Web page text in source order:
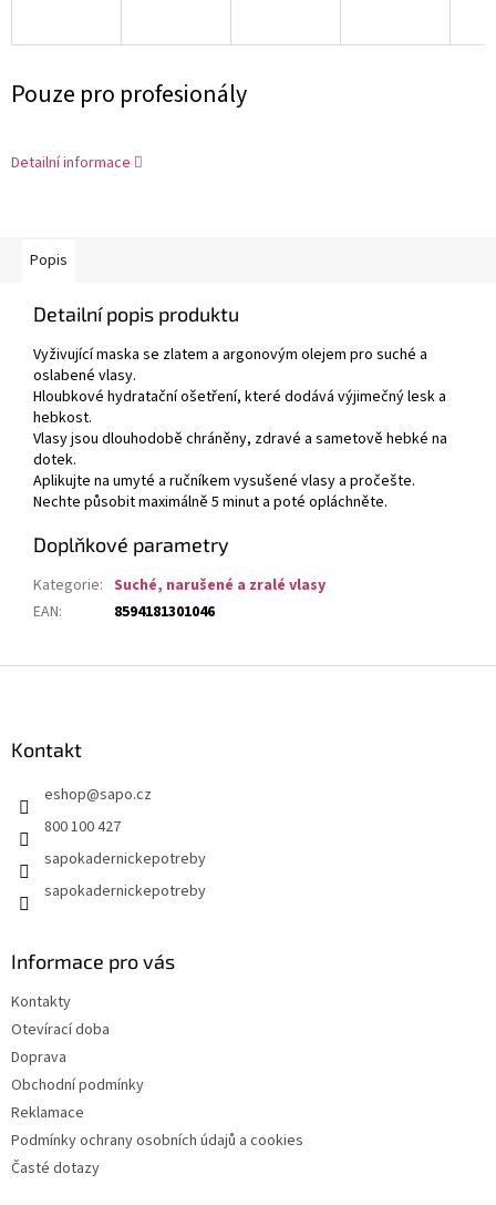
cena:
Pouze pro profesionály
Detailní informace
Popis
Detailní popis produktu
Vyživující maska ​​se zlatem a argonovým olejem pro suché a
oslabené vlasy.
Hloubkové hydratační ošetření, které dodává výjimečný lesk a
hebkost.
Vlasy jsou dlouhodobě chráněny, zdravé a sametově hebké na
dotek.
Aplikujte na umyté a ručníkem vysušené vlasy a pročešte.
Nechte působit maximálně 5 minut a poté opláchněte.
Doplňkové parametry
Kategorie: Suché, narušené a zralé vlasy
EAN: 8594181301046
Kontakt
eshop@sapo.cz
800 100 427
sapokadernickepotreby
sapokadernickepotreby
Informace pro vás
Kontakty
Otevírací doba
Doprava
Obchodní podmínky
Reklamace
Podmínky ochrany osobních údajů a cookies
Časté dotazy